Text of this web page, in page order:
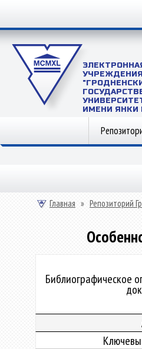
ИМЕНИ ЯНКИ
Главная » Репозиторий
Библиографическое